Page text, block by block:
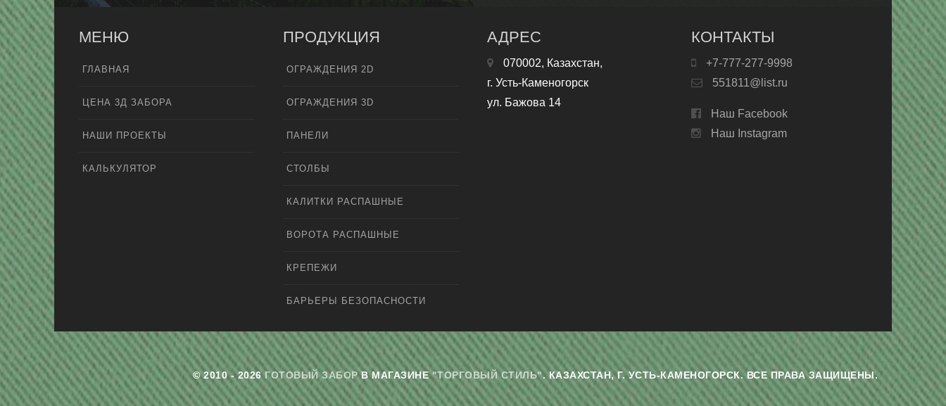
МЕНЮ
ГЛАВНАЯ
ЦЕНА 3Д ЗАБОРА
НАШИ ПРОЕКТЫ
КАЛЬКУЛЯТОР
ПРОДУКЦИЯ
ОГРАЖДЕНИЯ 2D
ОГРАЖДЕНИЯ 3D
ПАНЕЛИ
СТОЛБЫ
КАЛИТКИ РАСПАШНЫЕ
ВОРОТА РАСПАШНЫЕ
КРЕПЕЖИ
БАРЬЕРЫ БЕЗОПАСНОСТИ
АДРЕС
070002, Казахстан,
г. Усть-Каменогорск
ул. Бажова 14
КОНТАКТЫ
+7-777-277-9998
551811@list.ru
Наш Facebook
Наш Instagram
© 2010 - 2026ГОТОВЫЙ ЗАБОРВ МАГАЗИНЕ"ТОРГОВЫЙ СТИЛЬ". КАЗАХСТАН, Г. УСТЬ-КАМЕНОГОРСК. ВСЕ ПРАВА ЗАЩИЩЕНЫ.